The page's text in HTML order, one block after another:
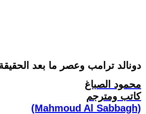
دونالد ترامب وعصر ما بعد
محمود الصباغ
كاتب ومترجم
(Mahmoud Al Sabbagh)